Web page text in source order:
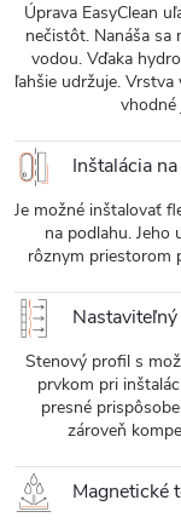
Úprava EasyClean
nečistôt. Nanáša
vodou. Vďaka
ľahšie udržuje.
vhodné
Inštalácia
Je možné inštalovať
na podlahu. Jeho
rôznym priestorom
Stenový profil s
prvkom pri
presné
zároveň
Magnetické